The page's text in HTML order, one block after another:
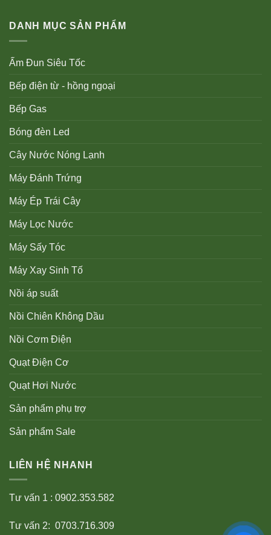
DANH MỤC SẢN PHẨM
Ấm Đun Siêu Tốc
Bếp điện từ - hồng ngoại
Bếp Gas
Bóng đèn Led
Cây Nước Nóng Lạnh
Máy Đánh Trứng
Máy Ép Trái Cây
Máy Lọc Nước
Máy Sấy Tóc
Máy Xay Sinh Tố
Nồi áp suất
Nồi Chiên Không Dầu
Nồi Cơm Điện
Quạt Điện Cơ
Quạt Hơi Nước
Sản phẩm phụ trợ
Sản phẩm Sale
LIÊN HỆ NHANH
Tư vấn 1 : 0902.353.582
Tư vấn 2: 0703.716.309